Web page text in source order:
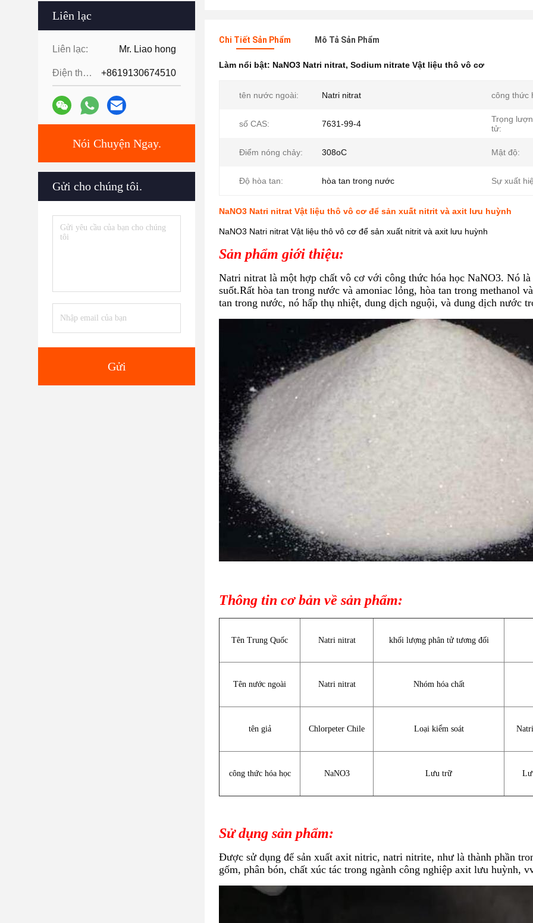
Liên lạc
Liên lạc: Mr. Liao hong
Điện thoại: +8619130674510
Nói Chuyện Ngay.
Gửi cho chúng tôi.
Gửi
Chi Tiết Sản Phẩm Mô Tả Sản Phẩm
Làm nổi bật: NaNO3 Natri nitrat, Sodium nitrate Vật liệu thô vô cơ
tên nước ngoài: Natri nitrat công thức
số CAS: 7631-99-4
Trọng
tử:
Điểm nóng chảy: 308oC Mật độ:
Độ hòa tan: hòa tan trong nước Sự xuất
NaNO3 Natri nitrat Vật liệu thô vô cơ để sản xuất nitrit và axit lưu huỳnh
NaNO3 Natri nitrat Vật liệu thô vô cơ để sản xuất nitrit và axit lưu huỳnh
Sản phẩm giới thiệu:
Natri nitrat là một hợp chất vô cơ với công thức hóa học NaNO3. Nó
suốt.Rất hòa tan trong nước và amoniac lỏng, hòa tan trong methanol
tan trong nước, nó hấp thụ nhiệt, dung dịch nguội, và dung dịch nước
Thông tin cơ bản về sản phẩm:
Tên Trung Quốc Natri nitrat khối lượng phân tử tương đối
Tên nước ngoài Natri nitrat Nhóm hóa chất
tên giả Chlorpeter Chile Loại kiểm soát
công thức hóa học NaNO3 Lưu trữ
Sử dụng sản phẩm:
Được sử dụng để sản xuất axit nitric, natri nitrite, như là thành phần
gốm, phân bón, chất xúc tác trong ngành công nghiệp axit lưu huỳnh,